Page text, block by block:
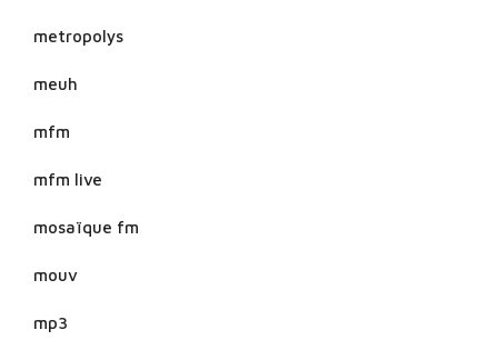
metropolys
meuh
mfm
mfm live
mosaïque fm
mouv
mp3